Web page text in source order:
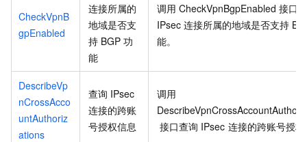
CheckVpnB
gpEnabled
连接所属的
地域是否支
持 BGP 功
能
调用 CheckVpnBgpEnabled 接口
IPsec 连接所属的地域是否支持
能。
DescribeVp
nCrossAcco
untAuthoriz
ations
查询 IPsec
连接的跨账
号授权信息
调用
接口查询 IPsec 连接的跨账号授